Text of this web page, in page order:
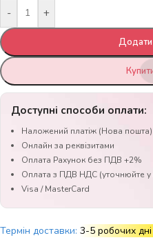
- +
Доступні способи оплати:
Наложений платіж (Нова пошта)
Онлайн за реквізитами
Оплата Рахунок без ПДВ +2%
Оплата з ПДВ НДС (уточнюйте
Visa / MasterCard
Термін доставки: 3-5 робочих дні